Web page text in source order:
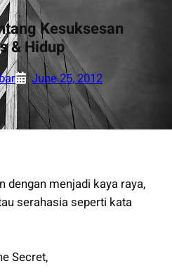
Kesuksesan
& Hidup
June 25, 2012
dengan menjadi kaya raya,
serahasia seperti kata
Secret,